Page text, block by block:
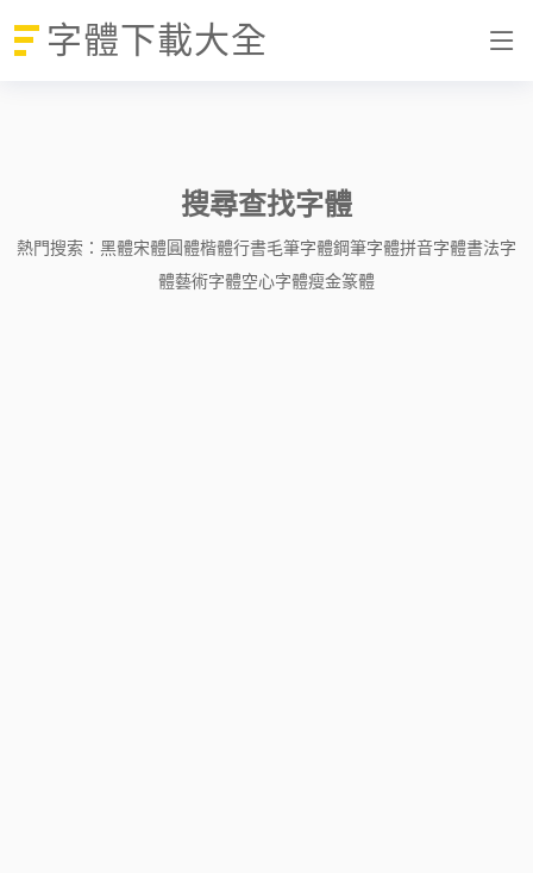
字體下載大全
搜尋查找字體
熱門搜索： 黑體宋體圓體楷體行書毛筆字體鋼筆字體拼音字體書法字
體藝術字體空心字體瘦金篆體